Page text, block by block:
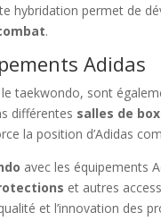
hybridation permet de
.
Adidas
taekwondo, sont
différentes salles de
la position d’Adidas
avec les équipements
et autres
et l’innovation des